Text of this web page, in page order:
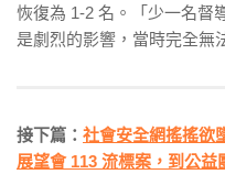
恢復為 1-2 名。「少一名督
是劇烈的影響，當時完全無
接下篇： 社會安全網搖搖欲
展望會 113 流標案，到公益